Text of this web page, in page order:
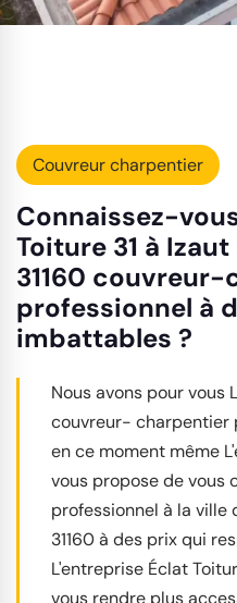
Couvreur charpentier
Connaissez-
Toiture 31 à
31160
professionnel à
imbattables ?
Nous avons pour vous
couvreur- charpentier
en ce moment même
vous propose de vous
professionnel à la ville
31160 à des prix qui
L'entreprise Éclat
vous rendre plus